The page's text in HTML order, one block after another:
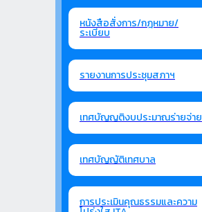
หนังสือสั่งการ/กฎหมาย/
ระเบียบ
รายงานการประชุมสภาฯ
เทศบัญญติงบประมาณร่ายจ่าย
เทศบัญญัติเทศบาล
การประเมินคุณธรรมและความ